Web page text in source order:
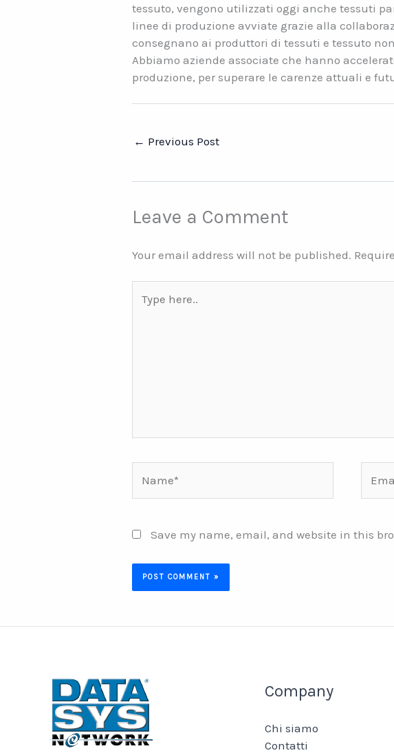
tessuto, vengono utilizzati oggi anche tessuti
linee di produzione avviate grazie alla
consegnano ai produttori di tessuti e tessuto
Abbiamo aziende associate che hanno
produzione, per superare le carenze attuali e
← Previous Post
Leave a Comment
Your email address will not be published.
here..
Save my name, email, and website in this
Company
Chi siamo
Contatti